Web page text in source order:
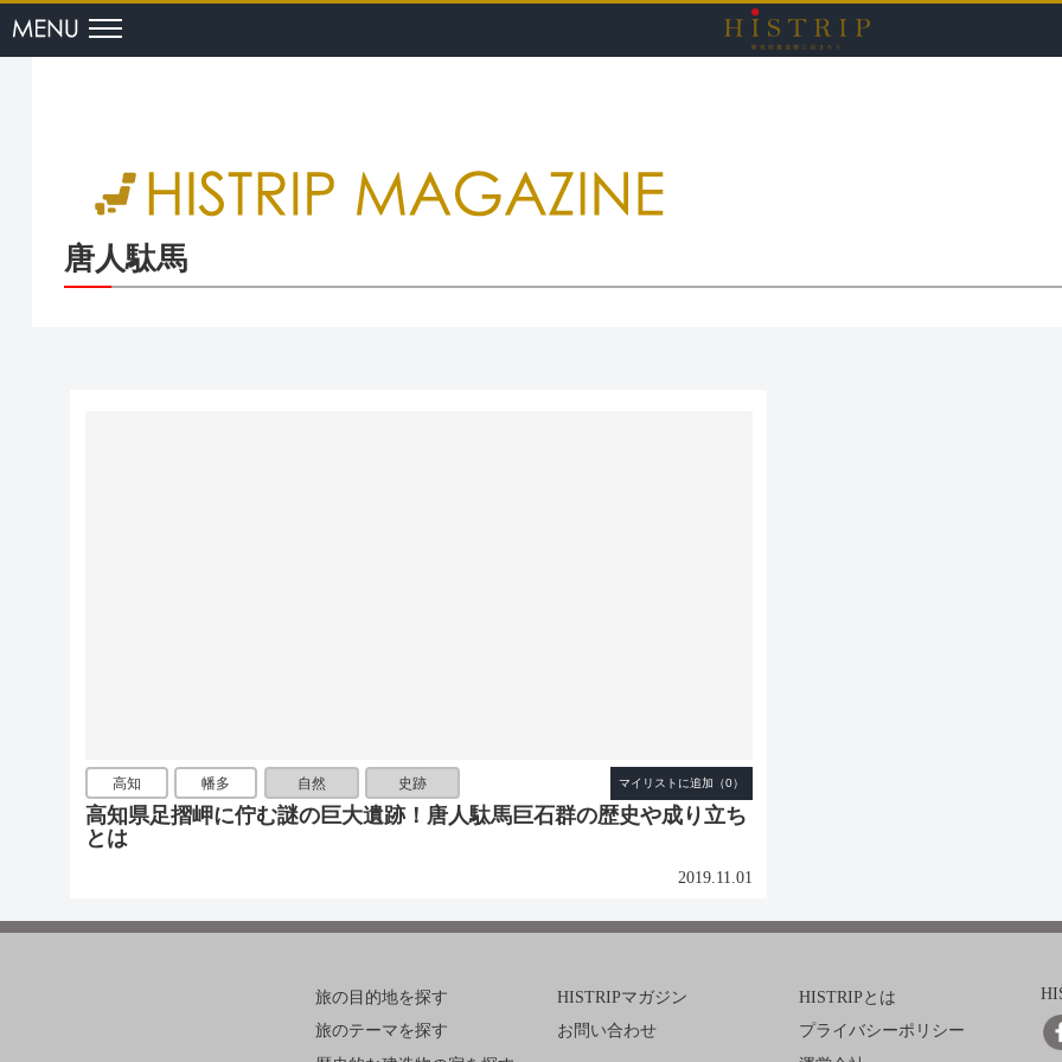
HISTRIP（
唐人駄馬
高知 幡多 自然 史跡
高知県足摺岬に佇む謎の巨大遺跡！唐人駄馬巨石群の歴史や成り立ち
とは
2019.11.01
旅の目的地を探す
旅のテーマを探す
HISTRIPマガジン
お問い合わせ
HISTRIPとは
プライバシーポリシー